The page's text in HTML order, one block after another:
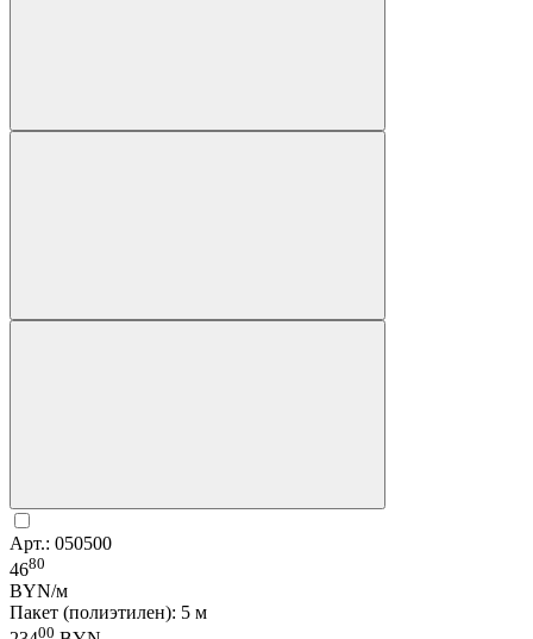
Арт.: 050500
4680
BYN/м
Пакет (полиэтилен): 5 м
00